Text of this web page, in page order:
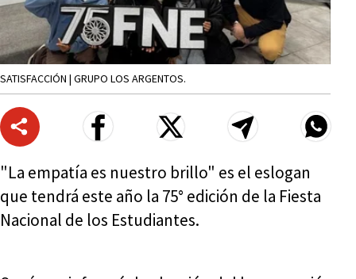
SATISFACCIÓN | GRUPO LOS ARGENTOS.
"La empatía es nuestro brillo" es el eslogan
que tendrá este año la 75° edición de la Fiesta
Nacional de los Estudiantes.